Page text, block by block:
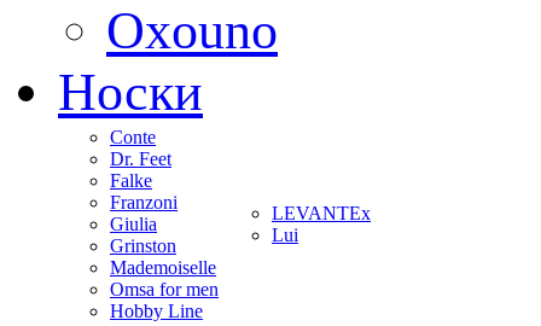
Oxouno
Носки
Conte
Dr. Feet
Falke
Franzoni
Giulia
Grinston
Mademoiselle
Omsa for men
Hobby Line
LEVANTEx
Lui